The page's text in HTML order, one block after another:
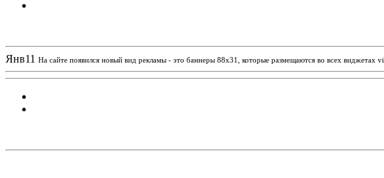
Янв11 На сайте появился новый вид рекламы - это баннеры 88х31, которые размещаются во всех виджетах